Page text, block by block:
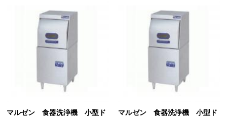
マルゼン 食器洗浄機 小型ド
マルゼン 食器洗浄機 小型ド